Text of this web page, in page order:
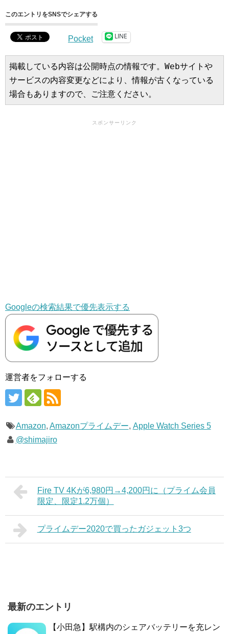
このエントリをSNSでシェアする
Pocket LINE
掲載している内容は公開時点の情報です。Webサイトや
サービスの内容変更などにより、情報が古くなっている
場合もありますので、ご注意ください。
スポンサーリンク
Googleの検索結果で優先表示する
運営者をフォローする
Amazon, Amazonプライムデー, Apple Watch Series 5
@shimajiro
Fire TV 4Kが6,980円→4,200円に（プライム会員
限定、限定1.2万個）
プライムデー2020で買ったガジェット3つ
最新のエントリ
【小田急】駅構内のシェアバッテリーを充レン